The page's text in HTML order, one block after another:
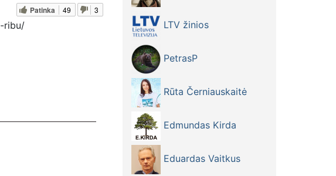
Patinka 49 3
ribu/
LTV žinios
PetrasP
Rūta Černiauskaitė
Edmundas Kirda
Eduardas Vaitkus